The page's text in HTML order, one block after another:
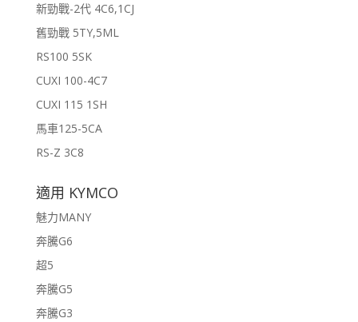
新勁戰-2代 4C6,1CJ
舊勁戰 5TY,5ML
RS100 5SK
CUXI 100-4C7
CUXI 115 1SH
馬車125-5CA
RS-Z 3C8
適用 KYMCO
魅力MANY
奔騰G6
超5
奔騰G5
奔騰G3